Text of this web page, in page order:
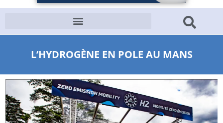
L’HYDROGÈNE EN POLE AU MANS